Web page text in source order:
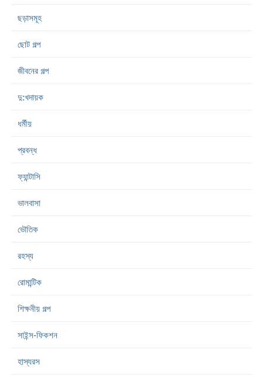
ছড়াসমূহ
ছোট গল্প
জীবনের গল্প
দু:খদায়ক
ধর্মীয়
প্রবন্ধ
ফ্যান্টাসি
ভালবাসা
ভৌতিক
রহস্য
রোমান্টিক
শিক্ষনীয় গল্প
সাইন্স-ফিকশন
হাস্যরস